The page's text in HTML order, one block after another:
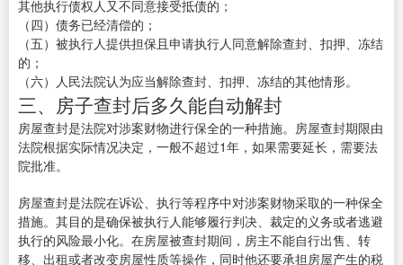
其他执行债权人又不同意接受抵债的；
（四）债务已经清偿的；
（五）被执行人提供担保且申请执行人同意解除查封、扣押、冻结
的；
（六）人民法院认为应当解除查封、扣押、冻结的其他情形。
三、房子查封后多久能自动解封
房屋查封是法院对涉案财物进行保全的一种措施。房屋查封期限由
法院根据实际情况决定，一般不超过1年，如果需要延长，需要法
院批准。
房屋查封是法院在诉讼、执行等程序中对涉案财物采取的一种保全
措施。其目的是确保被执行人能够履行判决、裁定的义务或者逃避
执行的风险最小化。在房屋被查封期间，房主不能自行出售、转
移、出租或者改变房屋性质等操作，同时他还要承担房屋产生的税